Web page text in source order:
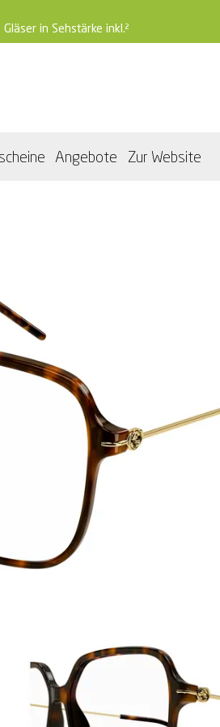
Gläser in Sehstärke inkl.²
Angebote Zur Website